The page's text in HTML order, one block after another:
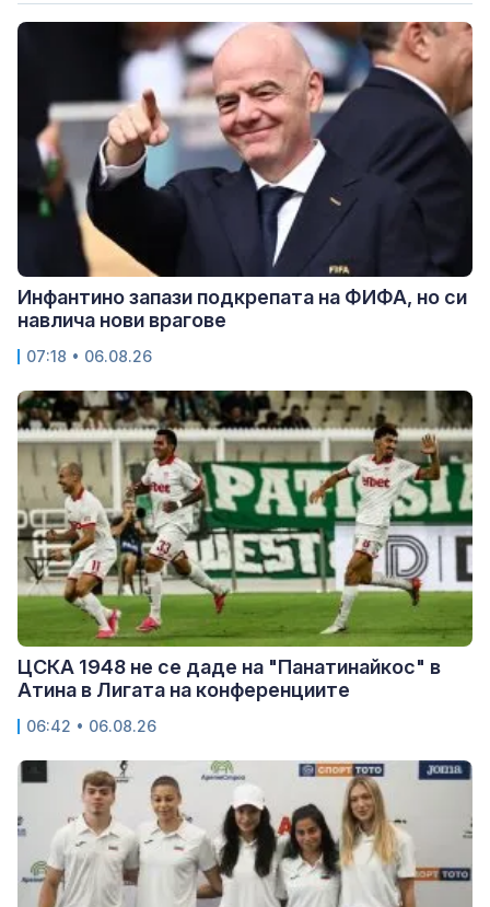
Инфантино запази подкрепата на ФИФА, но си
навлича нови врагове
07:18 • 06.08.26
ЦСКА 1948 не се даде на "Панатинайкос" в
Атина в Лигата на конференциите
06:42 • 06.08.26